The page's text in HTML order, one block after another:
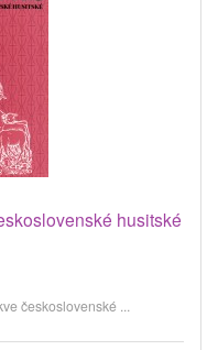
husitské
československé ...